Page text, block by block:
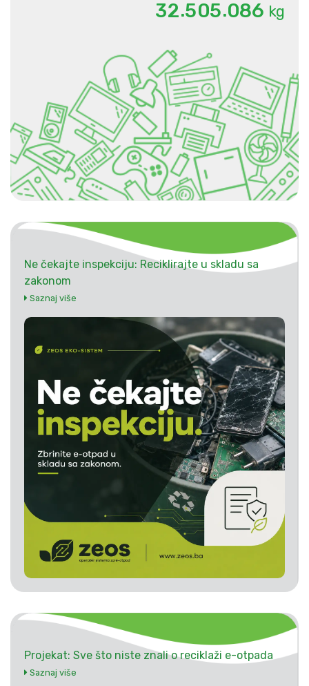
32.505.086 kg
Ne čekajte inspekciju: Reciklirajte u skladu sa
zakonom
Saznaj više
Projekat: Sve što niste znali o reciklaži e-otpada
Saznaj više